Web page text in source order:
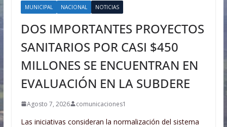
MUNICIPAL NACIONAL NOTICIAS
DOS IMPORTANTES PROYECTOS
SANITARIOS POR CASI $450
MILLONES SE ENCUENTRAN EN
EVALUACIÓN EN LA SUBDERE
Agosto 7, 2026 comunicaciones1
Las iniciativas consideran la normalización del sistema